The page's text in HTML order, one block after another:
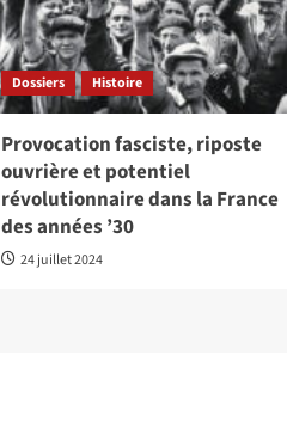
Dossiers Histoire
Provocation fasciste, riposte
ouvrière et potentiel
révolutionnaire dans la France
des années ’30
24 juillet 2024